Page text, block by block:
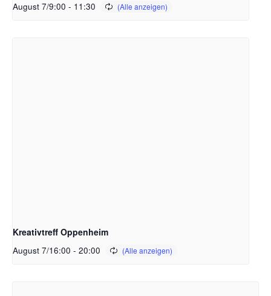
August 7/9:00 - 11:30
Kreativtreff Oppenheim
August 7/16:00 - 20:00